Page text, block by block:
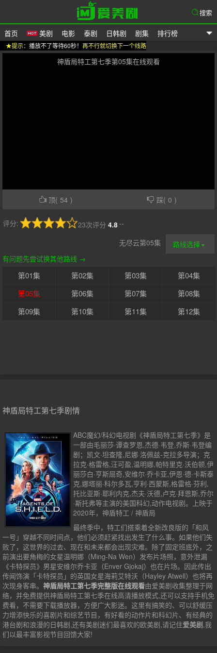
爱美剧
首页 美剧 电影 泰剧 日韩剧 剧集 排行榜
搜索
★提示：播放不了等待60秒！ 再不行就切换下一个线路
神盾局特工第七季第05集在线观看
顶( 54 ) 踩( 0 )
评分: 4.8
23次评分 --
路线选择
无尽云第05集
有问题先尝试换其他路线 →
第01集 第02集 第03集
第04集
第05集
第06集 第07集
第08集
第09集
第10集 第11集 第12集
神盾局特工第七季剧情
ABC魔幻/科幻电视剧《神盾局特工第七季》是
一部由毛丽莎·谭查罗恩,杰德·韦登,乔斯·韦登编
剧；凯文·坦查隆,尼娜·洛佩兹-克拉多导演；克
拉克·格雷格,汪可盈,温明娜,帕特里克·沃伯顿,伊
丽莎白·亨斯屈奇,安维尔·乔卡亚,伊恩·德·卡斯泰
克,娜塔丽·科尔多瓦,亨利·西蒙斯,格雷格·芬利,
托比亚斯·耶利内克,杰夫·沃德,卢克·拜恩斯,乔尔
·斯托弗等主演的美国科幻,动作电视剧。上映于
2020年，神盾特工 / 神盾局
最终季中，特工们搭乘着全新改良版的「和风
一号」穿越不同时间点，他们必须赶紧找出发生了什么事。如果他们失
败了，这世界的过去、现在和未来都会出现灾难。除了固定班底外，之
前演出要角梅的女星温明娜（Ming-Na Wen）发布片场照，意外泄漏
《卡特探员》男星安维尔乔卡亚（Enver Gjokaj）也在片场。因此传出
传闻饰演「卡特探员」的英国女星海莉艾特沃（Hayley Atwell）也将再
次现身客串。 神盾局特工第七季完整版在线观看由爱美剧收集整理于网
络，并免费提供神盾局特工第七季在线高清播放模式,还可以支持手机免
费看，不需要下载播放器，方便广大影迷。这里有搞笑的、可以舒缓压
力增添快乐的喜剧片和综艺节目，有好看的动作片和科幻片、有经典的
港台剧和浪漫的日韩剧,还有美剧迷们最喜欢的欧美剧,请记住爱美剧,我
们以最丰富影视节目回馈大家!